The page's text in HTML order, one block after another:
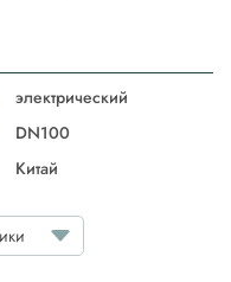
электрический
DN100
Китай